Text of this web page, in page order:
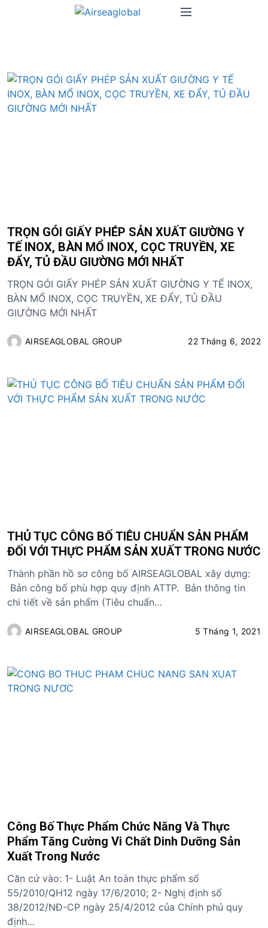
M
TRỌN GÓI GIẤY PHÉP SẢN XUẤT GIƯỜNG Y
TẾ INOX, BÀN MỔ INOX, CỌC TRUYỀN, XE
ĐẨY, TỦ ĐẦU GIƯỜNG MỚI NHẤT
TRỌN GÓI GIẤY PHÉP SẢN XUẤT GIƯỜNG Y TẾ INOX,
BÀN MỔ INOX, CỌC TRUYỀN, XE ĐẨY, TỦ ĐẦU
GIƯỜNG MỚI NHẤT
AIRSEAGLOBAL GROUP 22 Tháng 6, 2022
THỦ TỤC CÔNG BỐ TIÊU CHUẨN SẢN PHẨM
ĐỐI VỚI THỰC PHẨM SẢN XUẤT TRONG NƯỚC
Thành phần hồ sơ công bố AIRSEAGLOBAL xây dựng:
Bản công bố phù hợp quy định ATTP. Bản thông tin
chi tiết về sản phẩm (Tiêu chuẩn…
AIRSEAGLOBAL GROUP 5 Tháng 1, 2021
Công Bố Thực Phẩm Chức Năng Và Thực
Phẩm Tăng Cường Vi Chất Dinh Dưỡng Sản
Xuất Trong Nước
Căn cứ vào: 1- Luật An toàn thực phẩm số
55/2010/QH12 ngày 17/6/2010; 2- Nghị định số
38/2012/NĐ-CP ngày 25/4/2012 của Chính phủ quy
định…